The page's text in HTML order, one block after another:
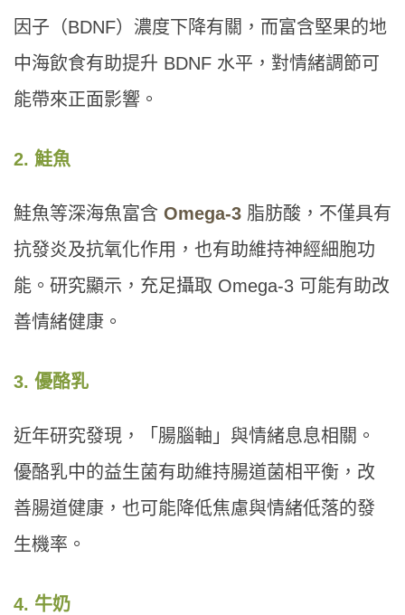
因子（BDNF）濃度下降有關，而富含堅果的地
中海飲食有助提升 BDNF 水平，對情緒調節可
能帶來正面影響。
2. 鮭魚
鮭魚等深海魚富含 Omega-3 脂肪酸，不僅具有
抗發炎及抗氧化作用，也有助維持神經細胞功
能。研究顯示，充足攝取 Omega-3 可能有助改
善情緒健康。
3. 優酪乳
近年研究發現，「腸腦軸」與情緒息息相關。
優酪乳中的益生菌有助維持腸道菌相平衡，改
善腸道健康，也可能降低焦慮與情緒低落的發
生機率。
4. 牛奶